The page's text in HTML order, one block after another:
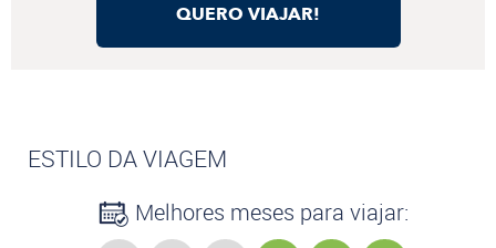
QUERO VIAJAR!
ESTILO DA VIAGEM
Melhores meses para viajar: